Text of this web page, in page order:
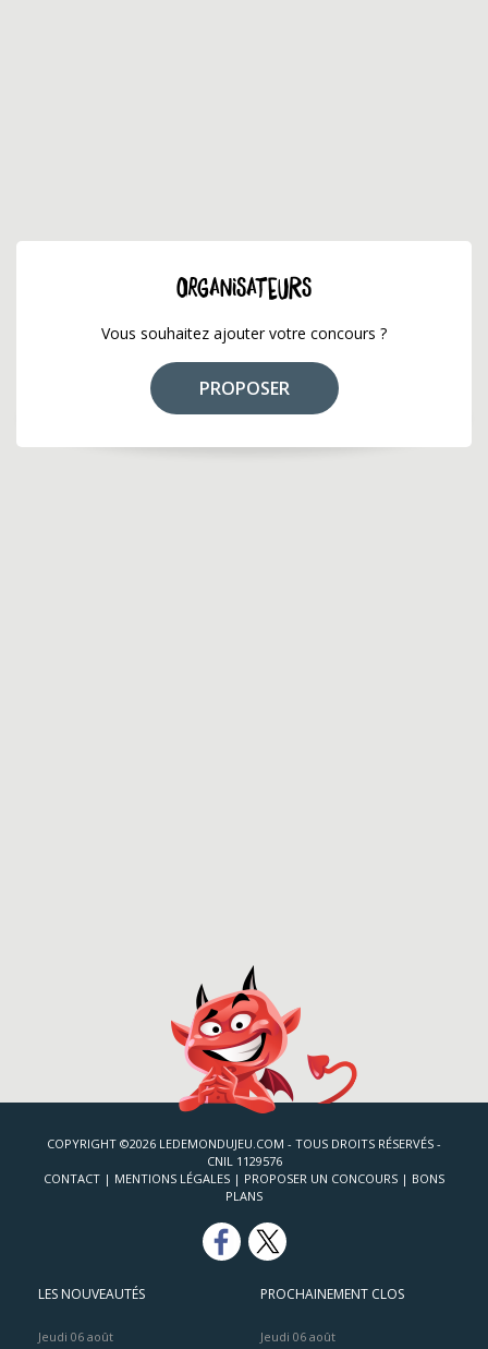
ORGANISATEURS
Vous souhaitez ajouter votre concours ?
PROPOSER
COPYRIGHT ©2026 LEDEMONDUJEU.COM - TOUS DROITS RÉSERVÉS -
CNIL 1129576
CONTACT | MENTIONS LÉGALES | PROPOSER UN CONCOURS | BONS
PLANS
LES NOUVEAUTÉS
Jeudi 06 août
PROCHAINEMENT CLOS
Jeudi 06 août